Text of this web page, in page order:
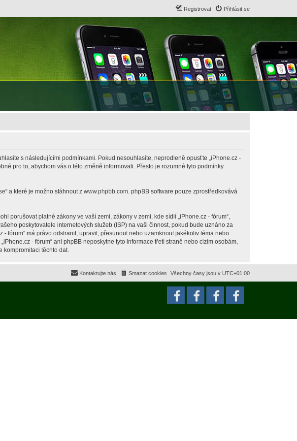
Přihlásit se
Registrovat
s následujícími podmínkami. Pokud nesouhlasíte, neprodleně opusťte „iPhone.cz -
pro to, abychom vás o této změně informovali. Přesto je rozumné tyto podmínky
“ a které je možno stáhnout z www.phpbb.com. phpBB software pouze zprostředkovává
porušovat platné zákony ve vaší zemi, zákony v zemi, kde sídlí „iPhone.cz - fórum“,
poskytovatele internetových služeb (ISP) na vaši činnost, pokud bude uznáno za
fórum“ má právo odstranit, upravit, přesunout nebo uzamknout jakékoliv téma nebo
- fórum“ ani phpBB neposkytne tyto informace třetí straně nebo cizím osobám,
kompromitaci těchto dat.
Všechny časy jsou v UTC+01:00
Smazat cookies
Kontaktujte nás